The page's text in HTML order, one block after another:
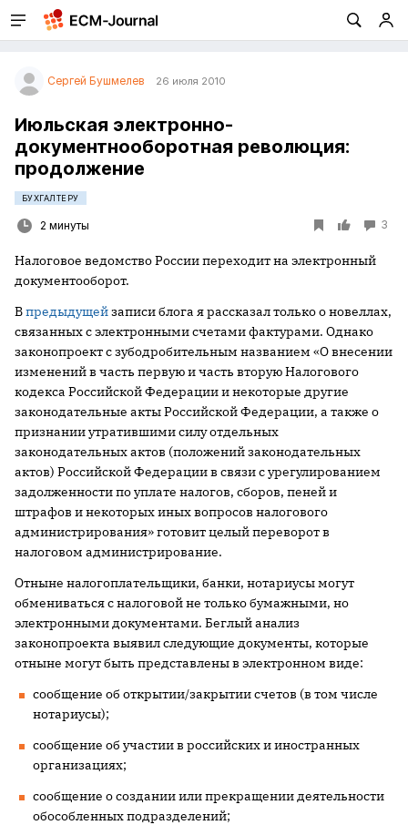
Сергей Бушмелев 26 июля 2010
Июльская электронно-
документнооборотная революция:
продолжение
БУХГАЛТЕРУ
2 минуты 3
Налоговое ведомство России переходит на электронный
документооборот.
Впредыдущейзаписи блога я рассказал только о новеллах,
связанных с электронными счетами фактурами. Однако
законопроект с зубодробительным названием «О внесении
изменений в часть первую и часть вторую Налогового
кодекса Российской Федерации и некоторые другие
законодательные акты Российской Федерации, а также о
признании утратившими силу отдельных
законодательных актов (положений законодательных
актов) Российской Федерации в связи с урегулированием
задолженности по уплате налогов, сборов, пеней и
штрафов и некоторых иных вопросов налогового
администрирования» готовит целый переворот в
налоговом администрирование.
Отныне налогоплательщики, банки, нотариусы могут
обмениваться с налоговой не только бумажными, но
электронными документами. Беглый анализ
законопроекта выявил следующие документы, которые
отныне могут быть представлены в электронном виде:
сообщение об открытии/закрытии счетов (в том числе
нотариусы);
сообщение об участии в российских и иностранных
организациях;
сообщение о создании или прекращении деятельности
обособленных подразделений;